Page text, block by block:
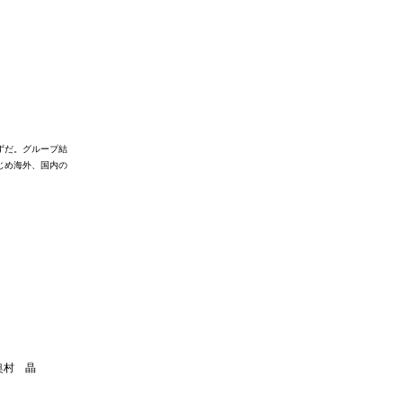
。 グループ結
め海外、国内の
村 晶